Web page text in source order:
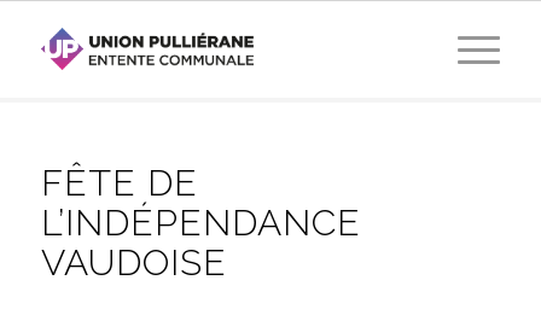
FÊTE DE
L’INDÉPENDANCE
VAUDOISE